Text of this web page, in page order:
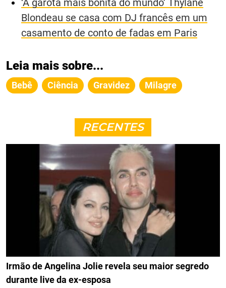
‘A garota mais bonita do mundo’ Thylane
Blondeau se casa com DJ francês em um
casamento de conto de fadas em Paris
Leia mais sobre...
Bebê Ciência Gravidez Milagre
RECENTES
Irmão de Angelina Jolie revela seu maior segredo
durante live da ex-esposa